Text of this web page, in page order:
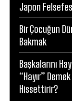
Japon
Bir Çocuğun
Bakmak
Başkalarını
“Hayır”
Hissettirir?